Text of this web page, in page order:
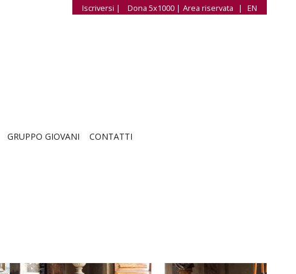
Iscriversi | Dona 5x1000 | Area riservata | EN
GRUPPO GIOVANI CONTATTI